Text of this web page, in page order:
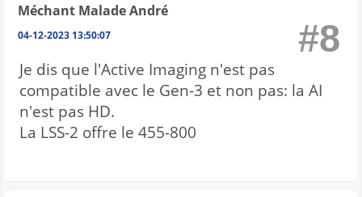
Méchant Malade André
04-12-2023 13:50:07 #8
Je dis que l'Active Imaging n'est pas
compatible avec le Gen-3 et non pas: la AI
n'est pas HD.
La LSS-2 offre le 455-800